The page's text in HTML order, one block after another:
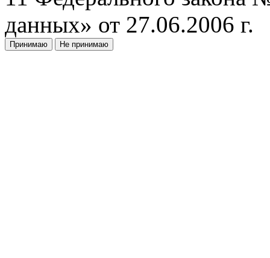
данных» от 27.06.2006 г.
Принимаю Не принимаю